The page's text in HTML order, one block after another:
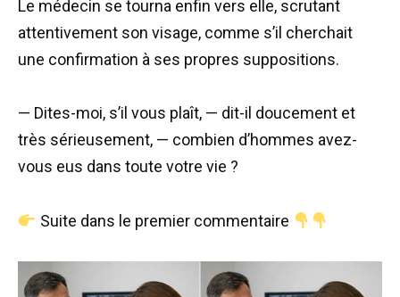
Le médecin se tourna enfin vers elle, scrutant
attentivement son visage, comme s’il cherchait
une confirmation à ses propres suppositions.
— Dites-moi, s’il vous plaît, — dit-il doucement et
très sérieusement, — combien d’hommes avez-
vous eus dans toute votre vie ?
Suite dans le premier commentaire